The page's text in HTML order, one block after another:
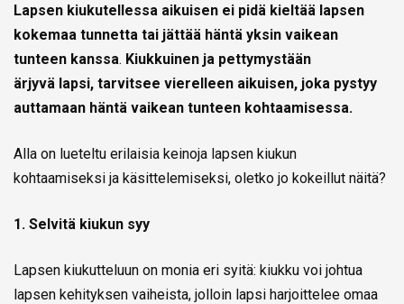
Lapsen kiukutellessa aikuisen ei pidä kieltää lapsen
kokemaa tunnetta tai jättää häntä yksin vaikean
tunteen kanssa. Kiukkuinen ja pettymystään
ärjyvä lapsi, tarvitsee vierelleen aikuisen, joka pystyy
auttamaan häntä vaikean tunteen kohtaamisessa.
Alla on lueteltu erilaisia keinoja lapsen kiukun
kohtaamiseksi ja käsittelemiseksi, oletko jo kokeillut näitä?
1. Selvitä kiukun syy
Lapsen kiukutteluun on monia eri syitä: kiukku voi johtua
lapsen kehityksen vaiheista, jolloin lapsi harjoittelee omaa